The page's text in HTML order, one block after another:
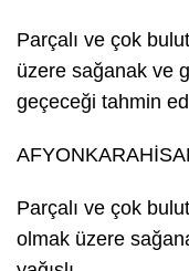
Parçalı ve çok
üzere sağanak ve
geçeceği tahmin
Parçalı ve çok
olmak üzere